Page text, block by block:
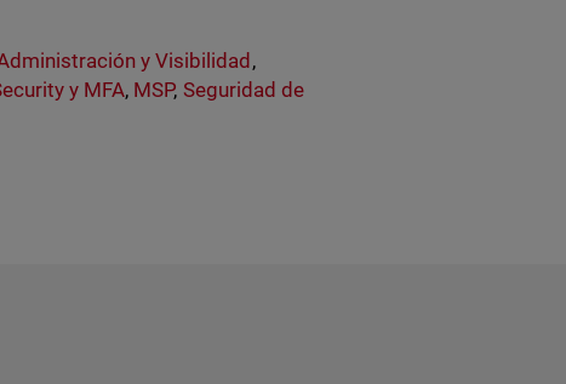
y Visibilidad ,
y MFA, MSP, Seguridad de